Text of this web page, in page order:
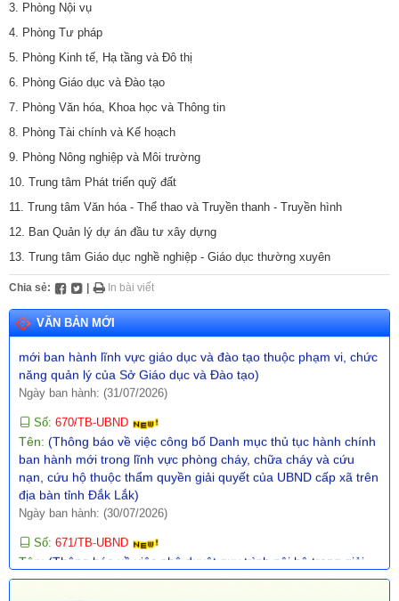
3. Phòng Nội vụ
4. Phòng Tư pháp
5. Phòng Kinh tế, Hạ tầng và Đô thị
6. Phòng Giáo dục và Đào tạo
7. Phòng Văn hóa, Khoa học và Thông tin
8. Phòng Tài chính và Kế hoạch
9. Phòng Nông nghiệp và Môi trường
10. Trung tâm Phát triển quỹ đất
11. Trung tâm Văn hóa - Thể thao và Truyền thanh - Truyền hình
12. Ban Quản lý dự án đầu tư xây dựng
13. Trung tâm Giáo dục nghề nghiệp - Giáo dục thường xuyên
Chia sẻ: In bài viết
VĂN BẢN MỚI
Số: 1893/QĐ-UBND
Tên:
(Quyết định số: 1893/QĐ-UBND ngày 30/7/2026 của
UBND xã Phú Hòa 1 về việc thu hồi đất hộ gia đình, cá nhân
ông (bà): Lê Văn Phương để thực hiện Dự án: Hồ Suối Cái xã
Phú Hòa 1 - đợt 31. Địa điểm: Thôn Nhất Sơn, xã Phú Hòa 1,
Ngày ban hành: (31/07/2026)
Tên:(Thông báo về việc cho thuê nhà do Trung tâm Cung ứng
dịch vụ sự nghiệp công xã quản lý, khai thác)
Ngày ban hành: (31/07/2026)
Tên:(Thông báo về việc công bố Danh mục thủ tục hành chính
mới ban hành lĩnh vực giáo dục và đào tạo thuộc phạm vi, chức
năng quản lý của Sở Giáo dục và Đào tạo)
Ngày ban hành: (31/07/2026)
Tên:(Thông báo về việc công bố Danh mục thủ tục hành chính
ban hành mới trong lĩnh vực phòng cháy, chữa cháy và cứu
nạn, cứu hộ thuộc thẩm quyền giải quyết của UBND cấp xã trên
địa bàn tỉnh Đắk Lắk)
Ngày ban hành: (30/07/2026)
Tên:(Thông báo về việc phê duyệt quy trình nội bộ trong giải
quyết thủ tục hành chính lĩnh vực Y, Dược cổ truyền thuộc
phạm vi chức năng quản lý của Sở Y tế thực hiện tiếp nhận, trả